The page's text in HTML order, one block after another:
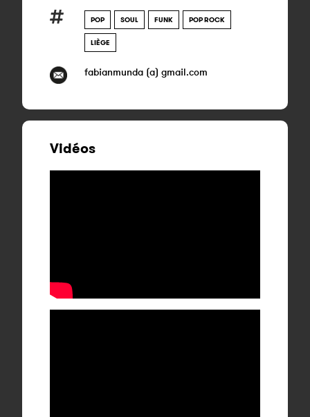
POP SOUL FUNK POP ROCK
LIÈGE
fabianmunda (a) gmail.com
Vidéos